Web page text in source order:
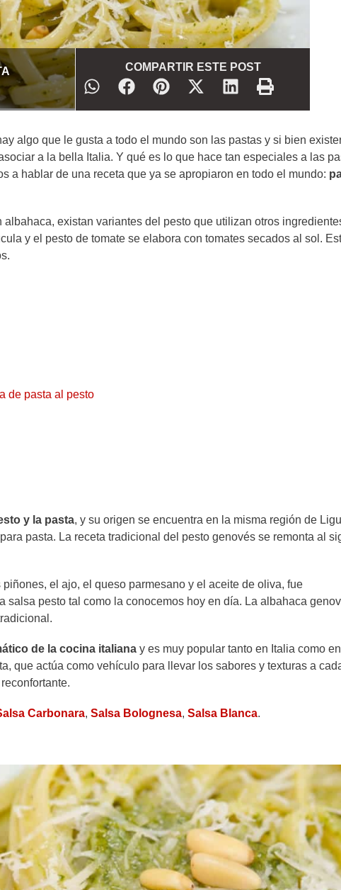
COMPARTIR ESTE POST
algo que le gusta a todo el mundo son las pastas y si bien
a la bella Italia. Y qué es lo que hace tan especiales a las
a hablar de una receta que ya se apropiaron en todo el mundo:
existan variantes del pesto que utilizan otros
y el pesto de tomate se elabora con tomates secados al sol.
de pasta al pesto
y la pasta, y su origen se encuentra en la misma región de
pasta. La receta tradicional del pesto genovés se remonta al
el ajo, el queso parmesano y el aceite de oliva, fue
salsa pesto tal como la conocemos hoy en día. La albahaca
de la cocina italiana y es muy popular tanto en Italia como
que actúa como vehículo para llevar los sabores y texturas a
Carbonara, Salsa Bolognesa, Salsa Blanca.